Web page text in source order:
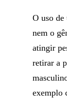
O uso de
nem o
atingir
retirar a
exemplo